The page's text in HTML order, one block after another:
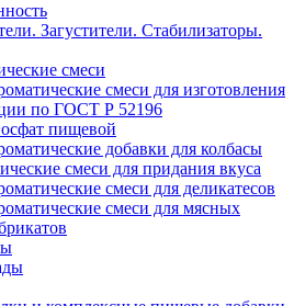
Загустители. Стабилизаторы.
смеси
смеси для изготовления
по ГОСТ Р 52196
пищевой
добавки для колбасы
смеси для придания вкуса
смеси для деликатесов
смеси для мясных